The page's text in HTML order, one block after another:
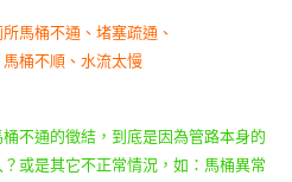
馬桶不通、堵塞疏通、
桶不順、水流太慢
不通的徵結，到底是因為管路本身的
或是其它不正常情況，如：馬桶異常